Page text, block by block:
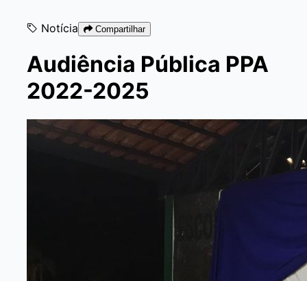
Notícia Compartilhar
Audiência Pública PPA
2022-2025